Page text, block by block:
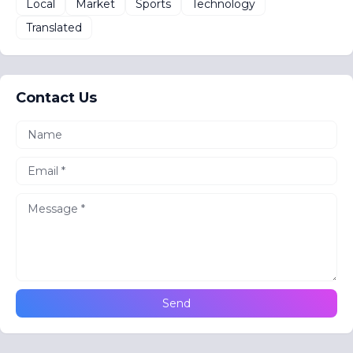
Local Market Sports
Technology
Translated
Contact Us